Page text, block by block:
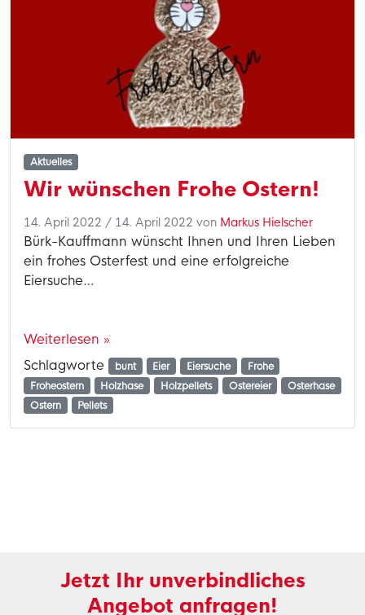
Aktuelles
Wir wünschen Frohe Ostern!
14. April 2022 / 14. April 2022 von Markus Hielscher
Bürk-Kauffmann wünscht Ihnen und Ihren Lieben
ein frohes Osterfest und eine erfolgreiche
Eiersuche…
Weiterlesen »
Schlagworte
bunt Eier Eiersuche
Frohe
Froheostern
Holzhase Holzpellets Ostereier
Osterhase
Ostern
Pellets
Jetzt Ihr unverbindliches
Angebot anfragen!